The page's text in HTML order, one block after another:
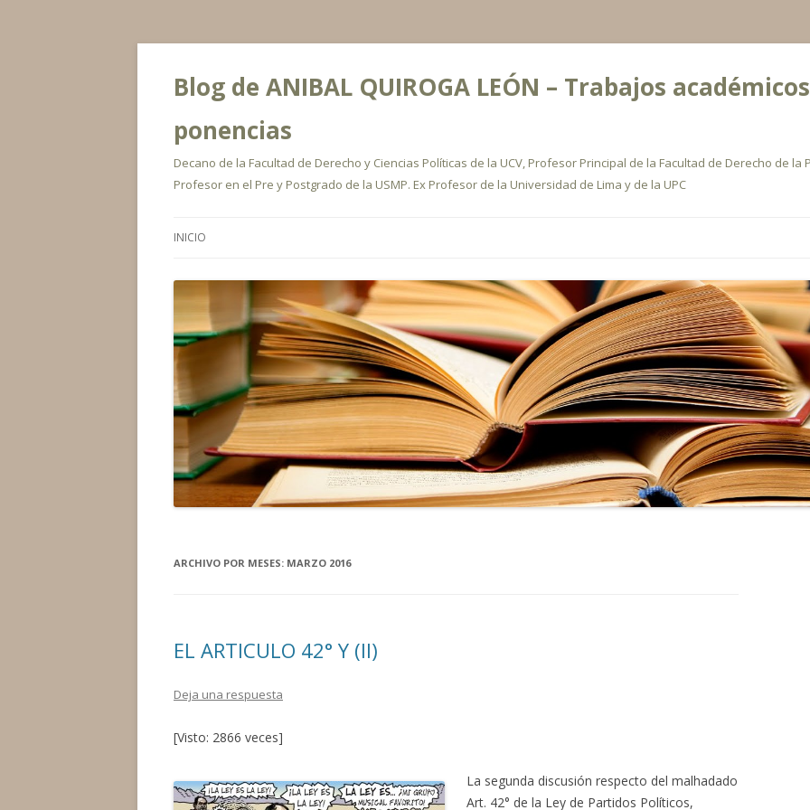
Blog de ANIBAL QUIROGA LEÓN – Trabajos
ponencias
Decano de la Facultad de Derecho y Ciencias Políticas de la UCV, Profesor Principal de la Facultad de Derecho de
Profesor en el Pre y Postgrado de la USMP. Ex Profesor de la Universidad de Lima y de la UPC
INICIO
ARCHIVO POR MESES: MARZO 2016
EL ARTICULO 42° Y (II)
Deja una respuesta
[Visto: 2866 veces]
La segunda discusión respecto del malhadado
Art. 42° de la Ley de Partidos Políticos,